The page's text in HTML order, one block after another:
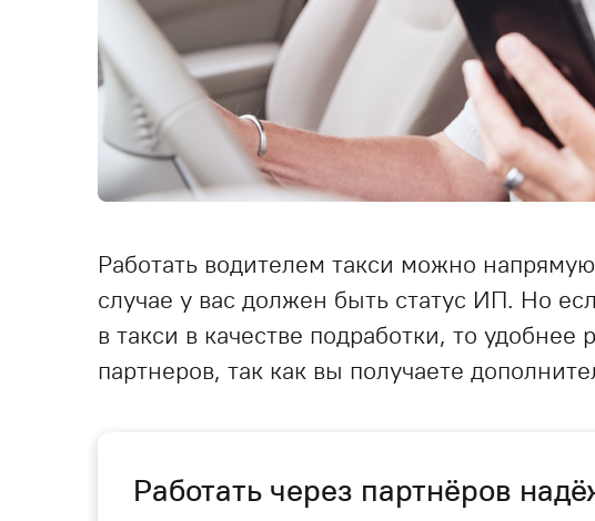
Работать водителем такси можно
случае у вас должен быть статус ИП. Но
в такси в качестве подработки, то
партнеров, так как вы получаете
Работать через партнёров